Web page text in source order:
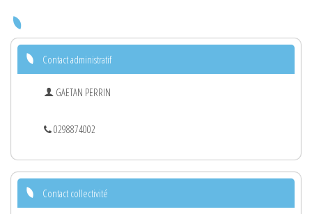
Contact administratif
GAETAN PERRIN
0298874002
Contact collectivité